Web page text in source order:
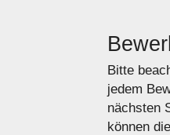
Bitte
jedem
nächsten
können